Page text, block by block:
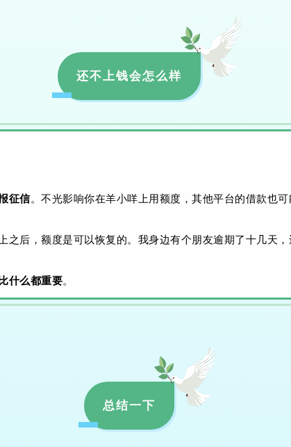
还不上钱会怎么样
征信。不光影响你在羊小咩上用额度，其他平台的借款也
后，额度是可以恢复的。我身边有个朋友逾期了十几天
什么都重要。
总结一下